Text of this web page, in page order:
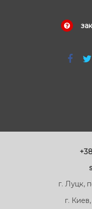
г. Луцк,
г.